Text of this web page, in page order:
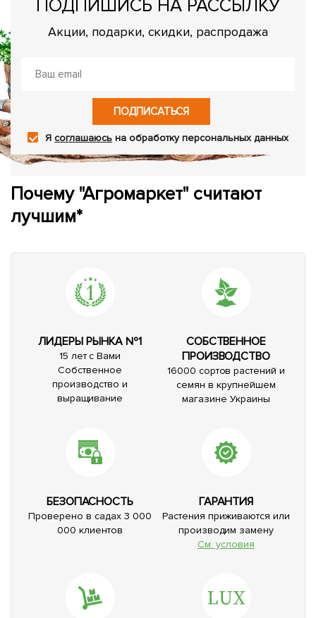
ПОДПИШИСЬ НА РАССЫЛКУ
Акции, подарки, скидки, распродажа
ПОДПИСАТЬСЯ
Ясоглашаюсь на обработку персональных данных
Почему "Агромаркет" считают
лучшим*
ЛИДЕРЫ РЫНКА №1
15 лет с Вами
Собственное
производство и
выращивание
СОБСТВЕННОЕ
ПРОИЗВОДСТВО
16000 сортов растений и
семян в крупнейшем
магазине Украины
БЕЗОПАСНОСТЬ
Проверено в садах 3 000
000 клиентов
ГАРАНТИЯ
Растения приживаются или
производим замену
См. условия